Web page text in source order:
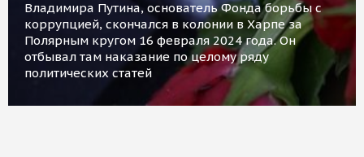
Владимира Путина, основатель Фонда борьбы с
коррупцией, скончался в колонии в Харпе за
Полярным кругом 16 февраля 2024 года. Он
отбывал там наказание по целому ряду
политических статей